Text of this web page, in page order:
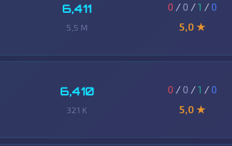
6,411
5,5 M
0 / 0 /1 /0
5,0 ★
6,410
321 K
0 / 0 /1 /0
5,0 ★